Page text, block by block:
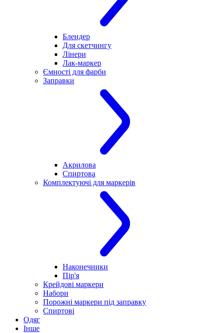
Блендер
Для скетчингу
Лінери
Лак-маркер
Ємності для фарби
Заправки
Акрилова
Спиртова
Комплектуючі для маркерів
Наконечники
Пір'я
Крейдові маркери
Набори
Порожні маркери під заправку
Спиртові
Одяг
Інше